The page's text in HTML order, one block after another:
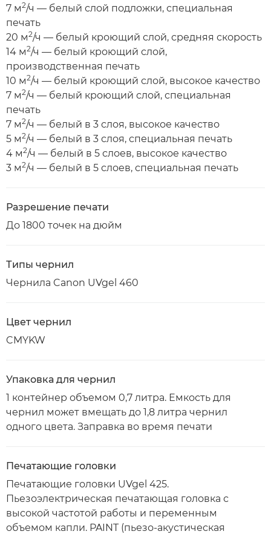
7 м2/ч — белый слой подложки, специальная
печать
20 м2/ч — белый кроющий слой, средняя скорость
14 м2/ч — белый кроющий слой,
производственная печать
10 м2/ч — белый кроющий слой, высокое качество
7 м2/ч — белый кроющий слой, специальная
печать
7 м2/ч — белый в 3 слоя, высокое качество
5 м2/ч — белый в 3 слоя, специальная печать
4 м2/ч — белый в 5 слоев, высокое качество
3 м2/ч — белый в 5 слоев, специальная печать
Разрешение печати
До 1800 точек на дюйм
Типы чернил
Чернила Canon UVgel 460
Цвет чернил
CMYKW
Упаковка для чернил
1 контейнер объемом 0,7 литра. Емкость для
чернил может вмещать до 1,8 литра чернил
одного цвета. Заправка во время печати
Печатающие головки
Печатающие головки UVgel 425.
Пьезоэлектрическая печатающая головка с
высокой частотой работы и переменным
объемом капли. PAINT (пьезо-акустическая